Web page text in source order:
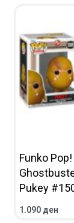
Funko
Pukey
1.090 ден